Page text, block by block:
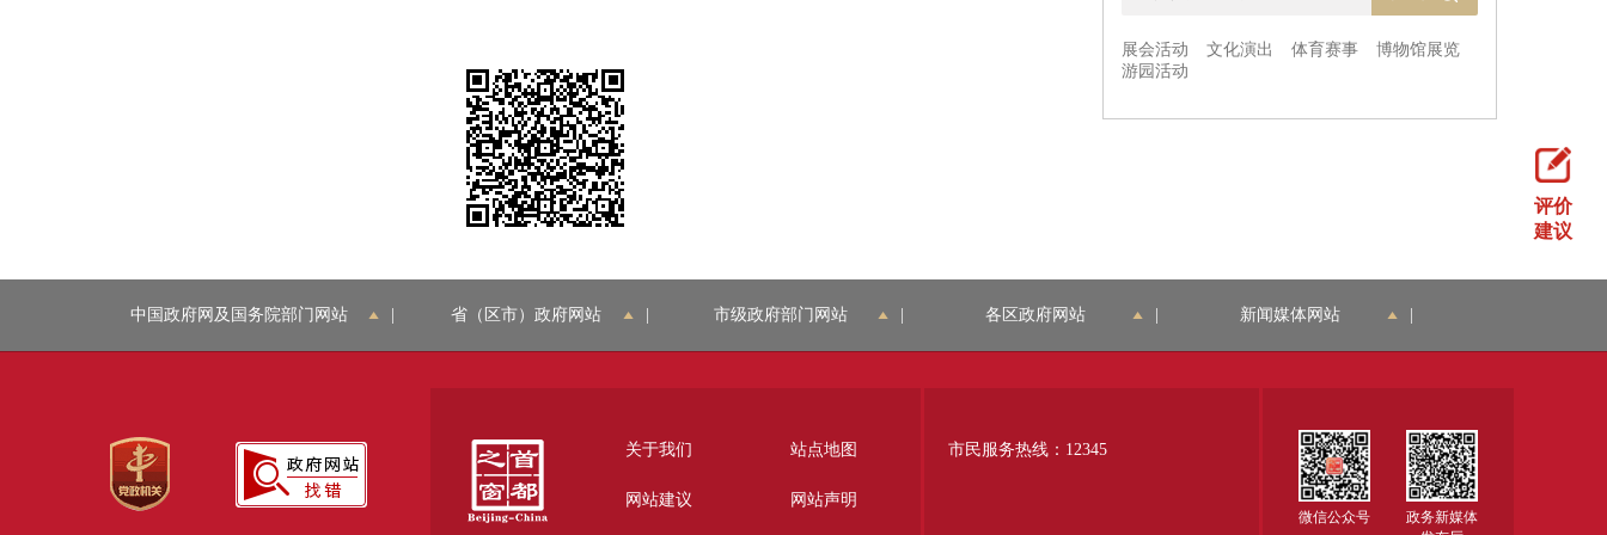
评价
建议
中国政府网及国务院部门网站 省（区市）政府网站 市级政府部门网站 各区政府网站 新闻媒体网站
关于我们 站点地图
网站建议 网站声明
市民服务热线：12345
微信公众号
政务新媒体